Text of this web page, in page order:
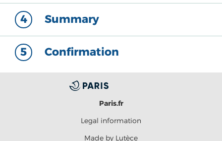
4 Summary
5 Confirmation
Paris.fr
Legal information
Made by Lutèce